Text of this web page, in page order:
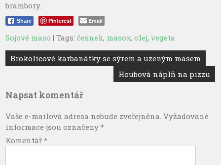
brambory.
Share Pinterest Email
Sojové maso | Tags:česnek, masox,olej,vegeta
Navigace
Brokolicové karbanátky se sýrem a uzeným masem
Houbová náplň na pizzu
Napsat komentář
Vaše e-mailová adresa nebude zveřejněna. Vyžadované
informace jsou označeny*
Komentář*